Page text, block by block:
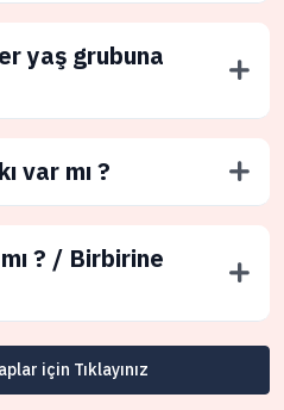
yaş grubuna
var mı ?
? / Birbirine
için Tıklayınız